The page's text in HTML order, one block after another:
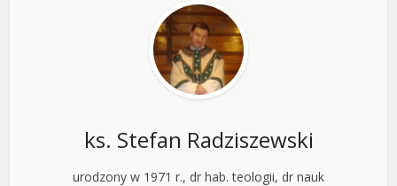
ks. Stefan Radziszewski
urodzony w 1971 r., dr hab. teologii, dr nauk